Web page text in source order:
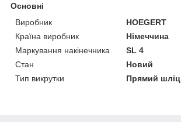
Основні
Виробник
HOEGERT
Країна виробник
Німеччина
Маркування накінечника
SL 4
Стан
Новий
Тип викрутки
Прямий шліц